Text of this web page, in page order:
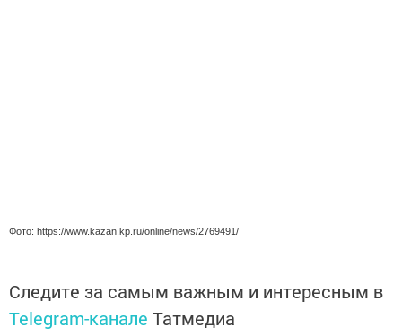
Фото: https://www.kazan.kp.ru/online/news/2769491/
Следите за самым важным и интересным в
Telegram-канале Татмедиа